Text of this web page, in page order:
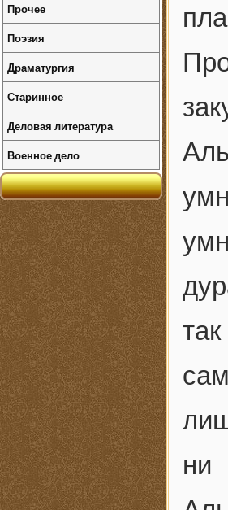
ни
Прочее
Поэзия
Драматургия
Старинное
Деловая литература
Военное дело